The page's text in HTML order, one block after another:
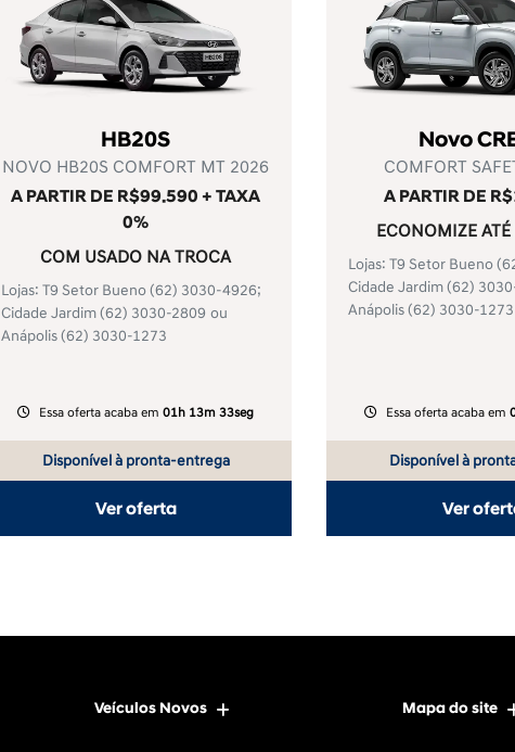
HB20S
NOVO HB20S COMFORT MT 2026
A PARTIR DE R$99.590 + TAXA
0%
COM USADO NA TROCA
Lojas: T9 Setor Bueno(62) 3030-4926;
Cidade Jardim(62) 3030-2809 ou
Anápolis(62) 3030-1273
Essa oferta acaba em 01h 13m 33seg
Disponível à pronta-entrega
Ver oferta
Novo
COMFORT
A PARTIR DE
ECONOMIZE
Lojas: T9 Setor Bueno
Cidade Jardim(62)
Anápolis(62) 3030-1273
Essa oferta acaba em
Disponível à
Ver
Veículos Novos Mapa do site